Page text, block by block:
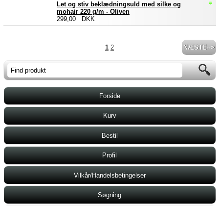
Let og stiv beklædningsuld med silke og
mohair 220 g/m - Oliven
299,00 DKK
1 2 NÆSTE-->
Forside
Kurv
Bestil
Profil
Vilkår/Handelsbetingelser
Søgning